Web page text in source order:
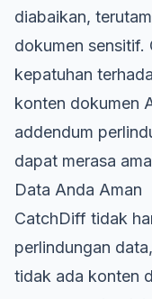
diabaikan,
dokumen sensitif.
kepatuhan
konten dokumen
addendum
dapat merasa
Data Anda Aman
CatchDiff tidak
perlindungan
tidak ada konten